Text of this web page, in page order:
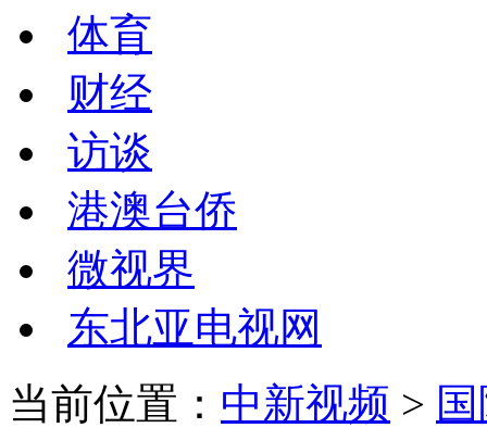
体育
财经
访谈
港澳台侨
微视界
东北亚电视网
当前位置： 中新视频 >